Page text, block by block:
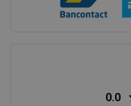
0.0